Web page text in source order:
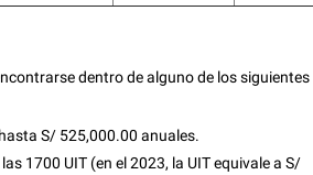
dentro de alguno de los siguientes
S/ 525,000.00 anuales.
1700 UIT (en el 2023, la UIT equivale a S/